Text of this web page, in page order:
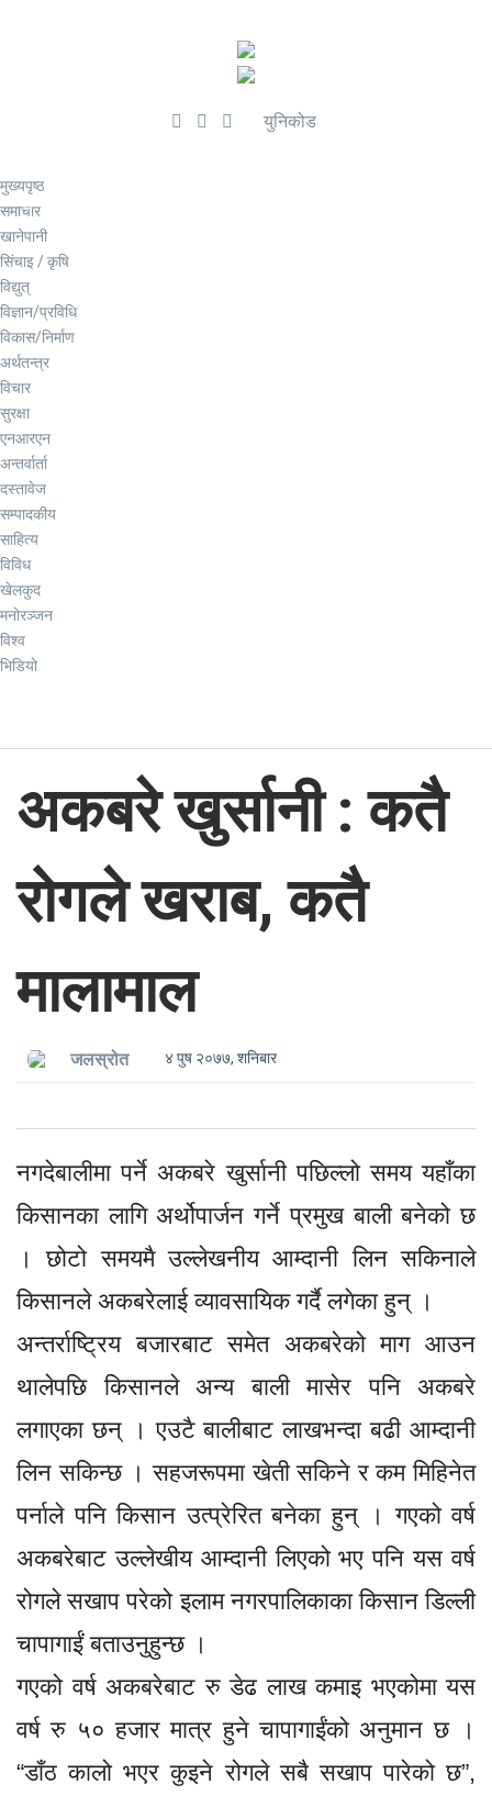
युनिकोड
मुख्यपृष्ठ
समाचार
खानेपानी
सिंचाइ / कृषि
विद्युत्
विज्ञान/प्रविधि
विकास/निर्माण
अर्थतन्त्र
विचार
सुरक्षा
एनआरएन
अन्तर्वार्ता
दस्तावेज
सम्पादकीय
साहित्य
विविध
खेलकुद
मनोरञ्जन
विश्व
भिडियो
अकबरे खुर्सानी : कतै
रोगले खराब, कतै
मालामाल
जलस्रोत ४ पुष २०७७, शनिबार
नगदेबालीमा पर्ने अकबरे खुर्सानी पछिल्लो समय यहाँका
किसानका लागि अर्थोपार्जन गर्ने प्रमुख बाली बनेको छ
। छोटो समयमै उल्लेखनीय आम्दानी लिन सकिनाले
किसानले अकबरेलाई व्यावसायिक गर्दै लगेका हुन् ।
अन्तर्राष्ट्रिय बजारबाट समेत अकबरेको माग आउन
थालेपछि किसानले अन्य बाली मासेर पनि अकबरे
लगाएका छन् । एउटै बालीबाट लाखभन्दा बढी आम्दानी
लिन सकिन्छ । सहजरूपमा खेती सकिने र कम मिहिनेत
पर्नाले पनि किसान उत्प्रेरित बनेका हुन् । गएको वर्ष
अकबरेबाट उल्लेखीय आम्दानी लिएको भए पनि यस वर्ष
रोगले सखाप परेको इलाम नगरपालिकाका किसान डिल्ली
चापागाईं बताउनुहुन्छ ।
गएको वर्ष अकबरेबाट रु डेढ लाख कमाइ भएकोमा यस
वर्ष रु ५० हजार मात्र हुने चापागाईंको अनुमान छ ।
“डाँठ कालो भएर कुइने रोगले सबै सखाप पारेको छ”,